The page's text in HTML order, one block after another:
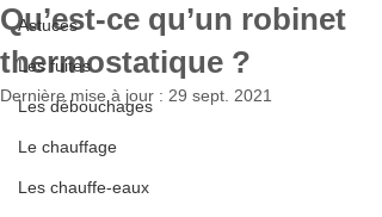
Astuces
Les fuites
Les débouchages
Le chauffage
Les chauffe-eaux
Qu’est-ce qu’un robinet
thermostatique ?
Dernière mise à jour : 29 sept. 2021